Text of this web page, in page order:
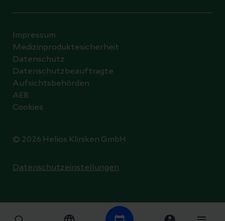
© 2026 Helios Kliniken GmbH
Impressum
Medizinproduktesicherheit
Datenschutz
Datenschutzbeauftragte
Aufsichtsbehörden
AEB
Cookies
Datenschutzeinstellungen